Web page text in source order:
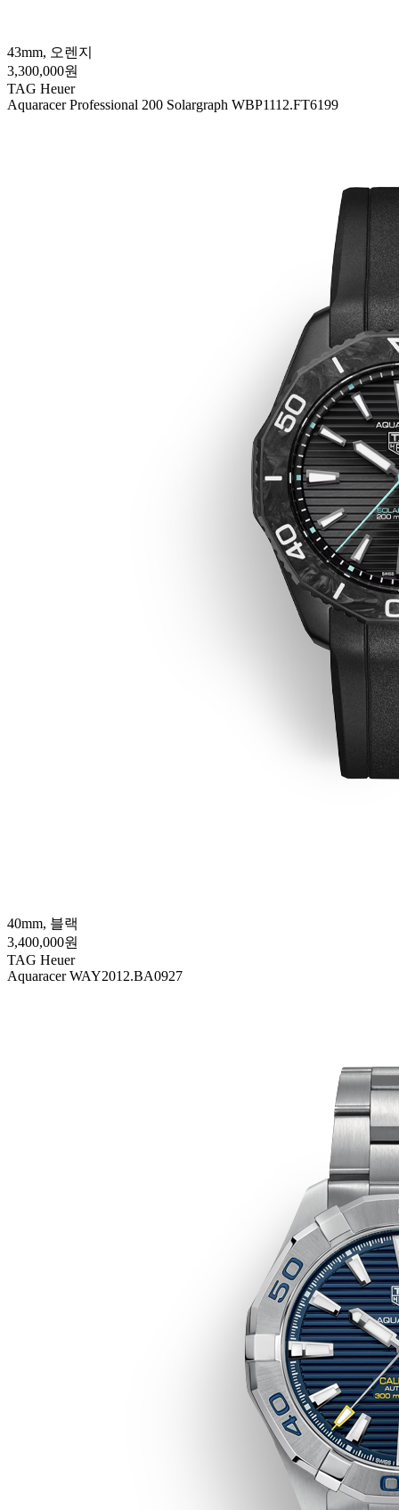
43mm, 오렌지
3,300,000원
TAG Heuer
Aquaracer Professional 200 Solargraph WBP1112.FT6199
40mm, 블랙
3,400,000원
TAG Heuer
Aquaracer WAY2012.BA0927